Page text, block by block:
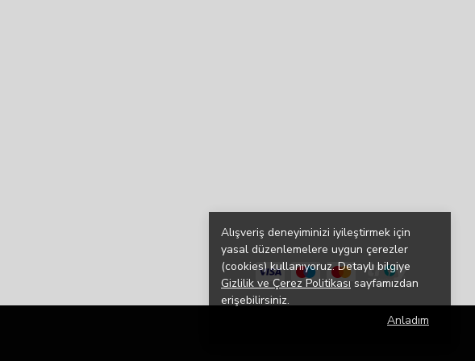
Alışveriş deneyiminizi iyileştirmek için
yasal düzenlemelere uygun çerezler
(cookies) kullanıyoruz. Detaylı bilgiye
Gizlilik ve Çerez Politikası sayfamızdan
erişebilirsiniz.
Anladım